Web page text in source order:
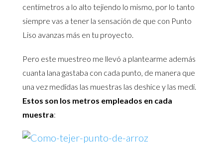
centímetros a lo alto tejiendo lo mismo, por lo tanto
siempre vas a tener la sensación de que con Punto
Liso avanzas más en tu proyecto.
Pero este muestreo me llevó a plantearme además
cuanta lana gastaba con cada punto, de manera que
una vez medidas las muestras las deshice y las medí.
Estos son los metros empleados en cada
muestra: